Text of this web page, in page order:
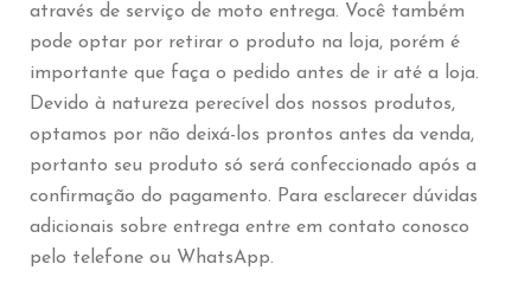
através de serviço de moto entrega. Você também
pode optar por retirar o produto na loja, porém é
importante que faça o pedido antes de ir até a loja.
Devido à natureza perecível dos nossos produtos,
optamos por não deixá-los prontos antes da venda,
portanto seu produto só será confeccionado após a
confirmação do pagamento. Para esclarecer dúvidas
adicionais sobre entrega entre em contato conosco
pelo telefone ou WhatsApp.